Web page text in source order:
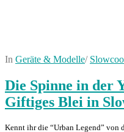
In Geräte & Modelle/
Die Spinne in der
Giftiges Blei in
Kennt ihr die “Urban Legend” von